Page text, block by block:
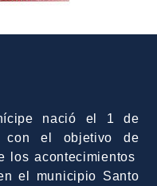
nació el 1 de
con el objetivo de
los acontecimientos
el municipio Santo